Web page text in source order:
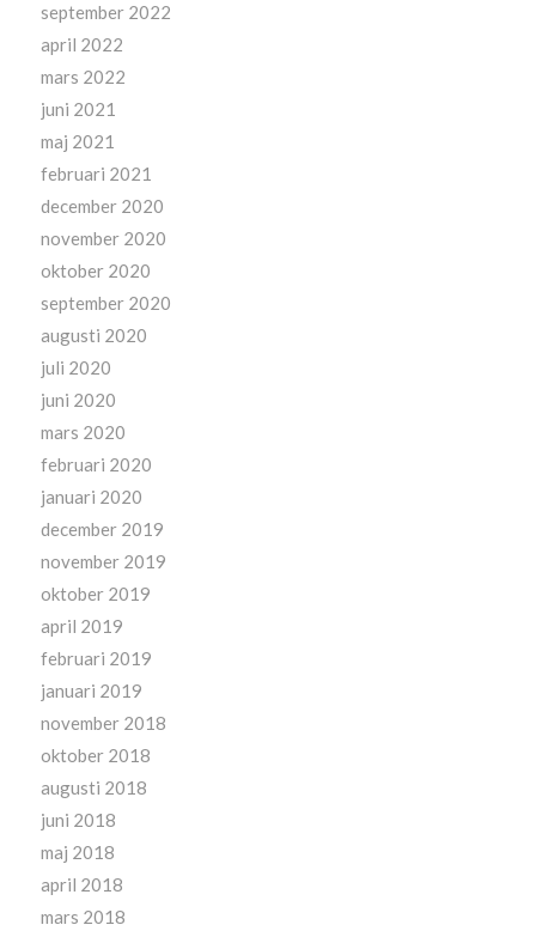
september 2022
april 2022
mars 2022
juni 2021
maj 2021
februari 2021
december 2020
november 2020
oktober 2020
september 2020
augusti 2020
juli 2020
juni 2020
mars 2020
februari 2020
januari 2020
december 2019
november 2019
oktober 2019
april 2019
februari 2019
januari 2019
november 2018
oktober 2018
augusti 2018
juni 2018
maj 2018
april 2018
mars 2018